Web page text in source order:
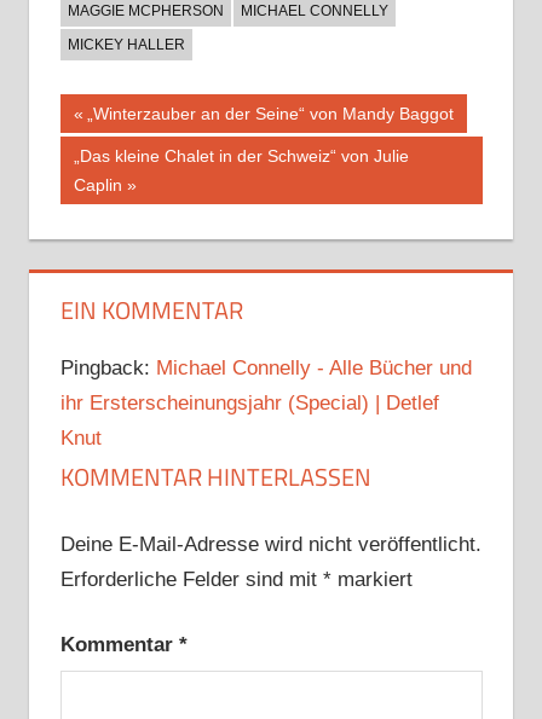
MAGGIE MCPHERSON
MICHAEL CONNELLY
MICKEY HALLER
Beitragsnavigation
Vorheriger
Beitrag:
„Winterzauber an der Seine“ von Mandy Baggot
Nächster
Beitrag:
„Das kleine Chalet in der Schweiz“ von Julie
Caplin
EIN KOMMENTAR
Pingback: Michael Connelly - Alle Bücher und
ihr Ersterscheinungsjahr (Special) | Detlef
Knut
KOMMENTAR HINTERLASSEN
Deine E-Mail-Adresse wird nicht veröffentlicht.
Erforderliche Felder sind mit *markiert
Kommentar *